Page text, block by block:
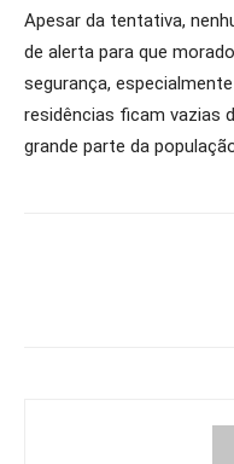
Apesar da tentativa,
de alerta para que
segurança,
residências ficam vazias
grande parte da